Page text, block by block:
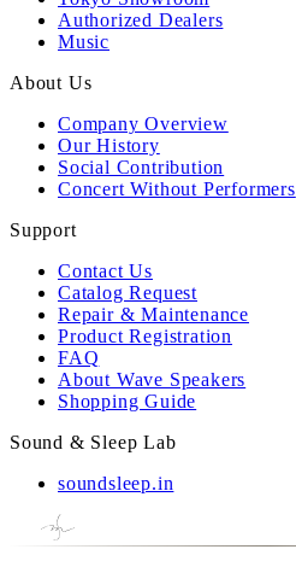
Authorized Dealers
Music
About Us
Company Overview
Our History
Social Contribution
Concert Without Performers
Support
Contact Us
Catalog Request
Repair & Maintenance
Product Registration
FAQ
About Wave Speakers
Shopping Guide
Sound & Sleep Lab
soundsleep.in